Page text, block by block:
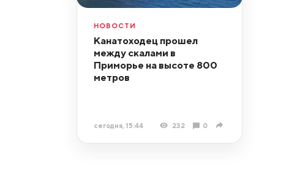
НОВОСТИ
Канатоходец прошел
между скалами в
Приморье на высоте 800
метров
сегодня, 15:44 232 0